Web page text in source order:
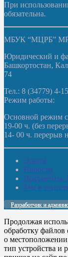
При
обязательна.
МБУК “МЦРБ” МР
Юридический и
Башкортостан,
74
Тел.: 8 (34779) 4-
Режим работы:
Основной режим с
19-00 ч. (без
14- 00 ч. перерыв
Домой
Новости
Документы.
Мы в
Разработчик и
Продолжая
обработку файлов
о
тип устройства и